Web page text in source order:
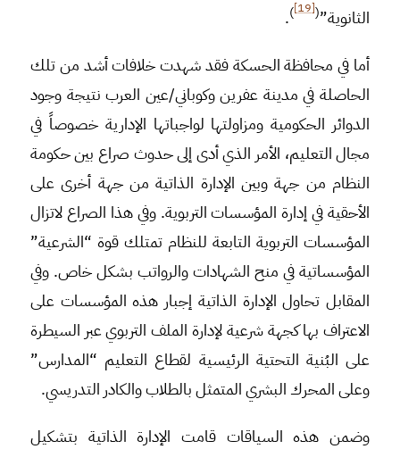
الثانوية”(
[19]
)
.
أما في محافظة الحسكة فقد شهدت خلافات أشد من تلك
الحاصلة في مدينة عفرين وكوباني/عين العرب نتيجة وجود
الدوائر الحكومية ومزاولتها لواجباتها الإدارية خصوصاً في
مجال التعليم، الأمر الذي أدى إلى حدوث صراع بين حكومة
النظام من جهة وبين الإدارة الذاتية من جهة أخرى على
الأحقية في إدارة المؤسسات التربوية. وفي هذا الصراع لاتزال
المؤسسات التربوية التابعة للنظام تمتلك قوة “الشرعية”
المؤسساتية في منح الشهادات والرواتب بشكل خاص. وفي
المقابل تحاول الإدارة الذاتية إجبار هذه المؤسسات على
الاعتراف بها كجهة شرعية لإدارة الملف التربوي عبر السيطرة
على البُنية التحتية الرئيسية لقطاع التعليم “المدارس”
وعلى المحرك البشري المتمثل بالطلاب والكادر التدريسي.
وضمن هذه السياقات قامت الإدارة الذاتية بتشكيل